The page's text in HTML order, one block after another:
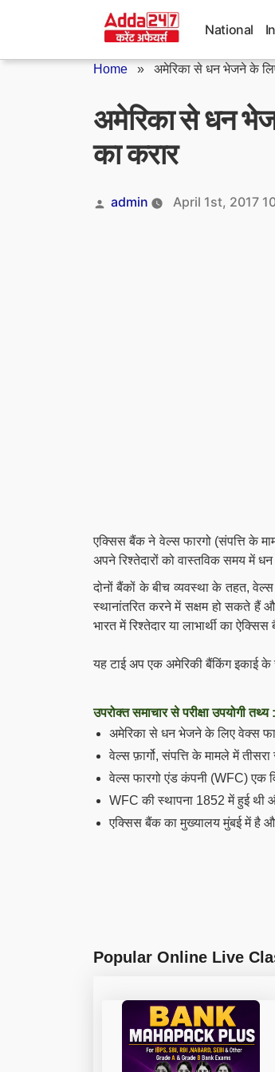
National
Home » अमेरिका से धन भेजने के
अमेरिका से धन
का करार
Posted
admin April 1st, 2017
एक्सिस बैंक ने वेल्स फारगो (संपत्ति के
अपने रिश्तेदारों को वास्तविक समय में
दोनों बैंकों के बीच व्यवस्था के तहत, वेल्स
स्थानांतरित करने में सक्षम हो सकते हैं
भारत में रिश्तेदार या लाभार्थी का
यह टाई अप एक अमेरिकी बैंकिंग इकाई
उपरोक्त समाचार से परीक्षा उपयोगी तथ्य :
अमेरिका से धन भेजने के लिए वेक्स
वेल्स फ़ार्गो,संपत्ति के मामले में
वेल्स फारगो एंड कंपनी (WFC) एक
WFC की स्थापना 1852 में हुई थी
एक्सिस बैंक का मुख्यालय मुंबई में है
Popular Online Live